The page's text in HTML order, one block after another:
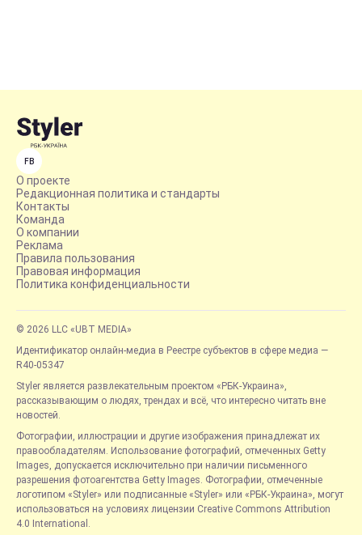
FB
О проекте
Редакционная политика и стандарты
Контакты
Команда
О компании
Реклама
Правила пользования
Правовая информация
Политика конфиденциальности
© 2026 LLC «UBT MEDIA»
Идентификатор онлайн-медиа в Реестре субъектов в сфере медиа —
R40-05347
Styler является развлекательным проектом «РБК-Украина»,
рассказывающим о людях, трендах и всё, что интересно читать вне
новостей.
Фотографии, иллюстрации и другие изображения принадлежат их
правообладателям. Использование фотографий, отмеченных Getty
Images, допускается исключительно при наличии письменного
разрешения фотоагентства Getty Images. Фотографии, отмеченные
логотипом «Styler» или подписанные «Styler» или «РБК-Украина», могут
использоваться на условиях лицензии Creative Commons Attribution
4.0 International.